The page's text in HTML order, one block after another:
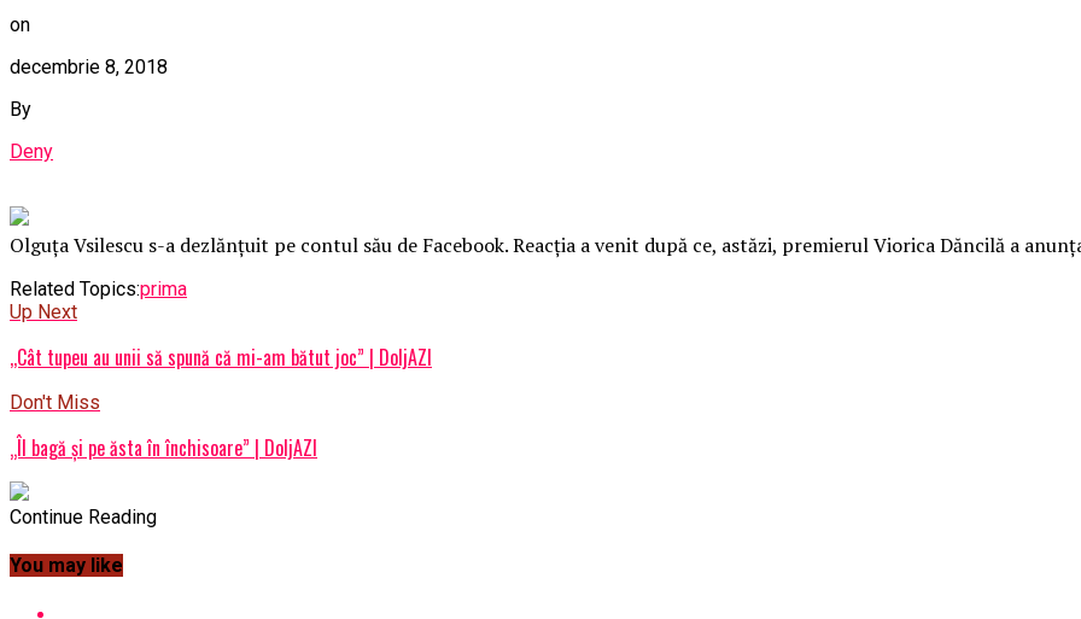
on
decembrie 8, 2018
By
Deny
Olguța Vsilescu s-a dezlănțuit pe contul său de Facebook. Reacția a venit după ce, astăzi, premierul Viorica Dăncilă a
Related Topics:prima
Up Next
,,Cât tupeu au unii să spună că mi-am bătut joc” | DoljAZI
Don't Miss
„Îl bagă și pe ăsta în închisoare” | DoljAZI
Continue Reading
You may like